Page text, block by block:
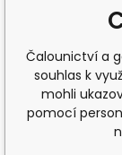
Čalounictví a
souhlas k
mohli
pomocí